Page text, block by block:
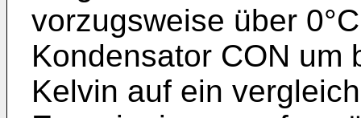
vorzugsweise über
Kondensator CON um
Kelvin auf ein